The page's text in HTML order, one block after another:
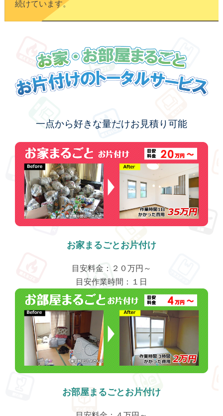
続けています。
お家・お部屋まるごとお片付
一点から好きな量だけお見積り可能
お家まるごとお片付け
目安料金：２０万円～
目安作業時間：１日
お部屋まるごとお片付け